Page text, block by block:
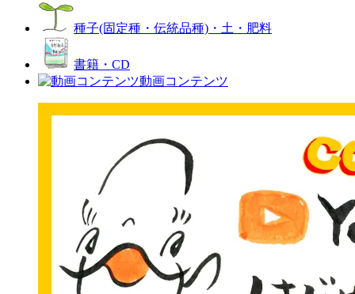
種子(固定種・伝統品種)・土・肥料
書籍・CD
動画コンテンツ